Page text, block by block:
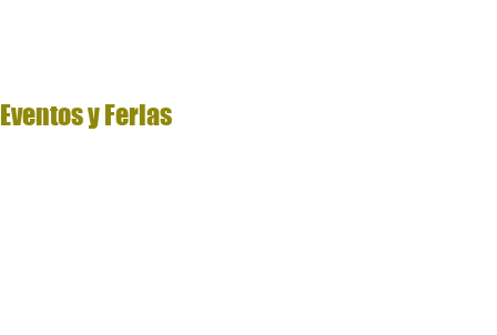
Eventos y Ferias